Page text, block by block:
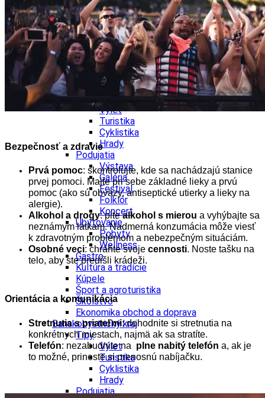
Wellness
Gastro
Víno
Kultúra a tradície
Šport a agroturistika
Školstvo
Ekonomika obchod a doprava
Žilinský kraj
Tipy
Výlet
Turistika
Cyklistika
Hrady
Podujatia
Výstava
Galéria
Festival
Folklór
Koncert
Ubytovanie
Pobyty
Wellness
Gastro
Kultúra a tradície
Kúpele
Šport a agroturistika
Školstvo
Ekonomika obchod a doprava
Banskobystrický kraj
Tipy
Výlet
Turistika
Cyklistika
Hrady
Podujatia
Bezpečnosť a zdravie
Prvá pomoc: skontrolujte, kde sa nachádzajú stanice
prvej pomoci. Majte pri sebe základné lieky a prvú
pomoc (ako sú obväzy, antiseptické utierky a lieky na
alergie).
Alkohol a drogy: pitealkohol s mierou a vyhýbajte sa
neznámym látkam. Nadmerná konzumácia môže viesť
k zdravotným problémom a nebezpečným situáciám.
Osobné veci: chráňte svoje cennosti. Noste tašku na
telo, aby ste predišli krádeži.
Orientácia a komunikácia
Stretnutia s priateľmi: dohodnite si stretnutia na
konkrétnych miestach, najmä ak sa stratíte.
Telefón: nezabudnite na plne nabitý telefón a, ak je
to možné, prineste si prenosnú nabíjačku.